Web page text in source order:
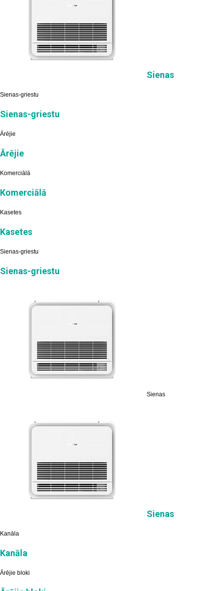
Sienas
Sienas-griestu
Sienas-griestu
Ārējie
Ārējie
Komerciālā
Komerciālā
Kasetes
Kasetes
Sienas-griestu
Sienas-griestu
Sienas
Sienas
Kanāla
Kanāla
Ārējie bloki